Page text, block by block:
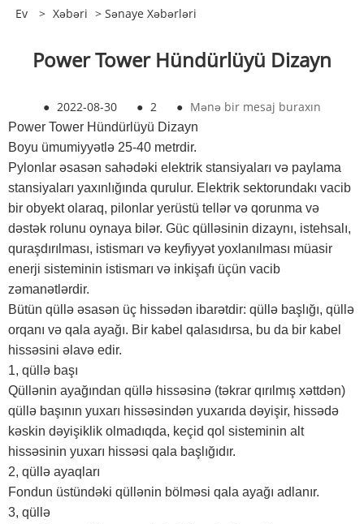
Ev > Xəbəri > Sənaye Xəbərləri
Power Tower Hündürlüyü Dizayn
● 2022-08-30 ● 2 ● Mənə bir mesaj buraxın
Power Tower Hündürlüyü Dizayn
Boyu ümumiyyətlə 25-40 metrdir.
Pylonlar əsasən sahədəki elektrik stansiyaları və paylama
stansiyaları yaxınlığında qurulur. Elektrik sektorundakı vacib
bir obyekt olaraq, pilonlar yerüstü tellər və qorunma və
dəstək rolunu oynaya bilər. Güc qülləsinin dizaynı, istehsalı,
quraşdırılması, istismarı və keyfiyyət yoxlanılması müasir
enerji sisteminin istismarı və inkişafı üçün vacib
zəmanətlərdir.
Bütün qüllə əsasən üç hissədən ibarətdir: qüllə başlığı, qüllə
orqanı və qala ayağı. Bir kabel qalasıdırsa, bu da bir kabel
hissəsini əlavə edir.
1, qüllə başı
Qüllənin ayağından qüllə hissəsinə (təkrar qırılmış xəttdən)
qüllə başının yuxarı hissəsindən yuxarıda dəyişir, hissədə
kəskin dəyişiklik olmadıqda, keçid qol sisteminin alt
hissəsinin yuxarı hissəsi qala başlığıdır.
2, qüllə ayaqları
Fondun üstündəki qüllənin bölməsi qala ayağı adlanır.
3, qüllə